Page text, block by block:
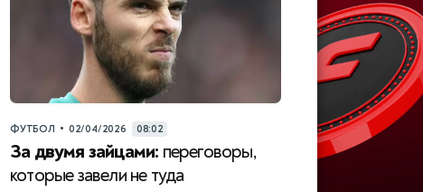
ФУТБОЛ • 02/04/2026 08:02
За двумя зайцами: переговоры,
которые завели не туда